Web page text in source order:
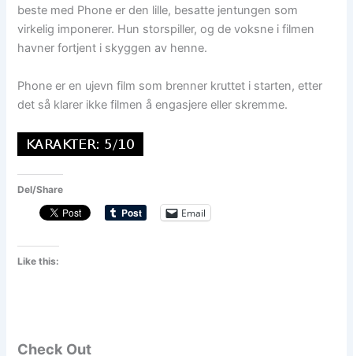
beste med Phone er den lille, besatte jentungen som
virkelig imponerer. Hun storspiller, og de voksne i filmen
havner fortjent i skyggen av henne.
Phone er en ujevn film som brenner kruttet i starten, etter
det så klarer ikke filmen å engasjere eller skremme.
Del/Share
Email
Like this:
Check Out